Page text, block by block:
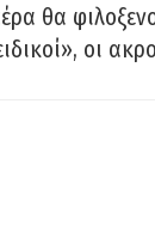
θα
οι